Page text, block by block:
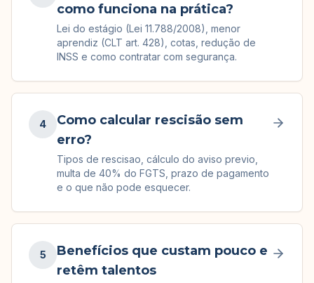
como funciona na prática?
Lei do estágio (Lei 11.788/2008), menor
aprendiz (CLT art. 428), cotas, redução de
INSS e como contratar com segurança.
4
Como calcular rescisão sem
erro?
Tipos de rescisao, cálculo do aviso previo,
multa de 40% do FGTS, prazo de pagamento
e o que não pode esquecer.
5
Benefícios que custam pouco e
retêm talentos